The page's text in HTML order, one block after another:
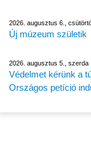
2026. augusztus 6.,
Új múzeum születik
2026. augusztus 5., szerda
Védelmet kérünk a
Országos petíció